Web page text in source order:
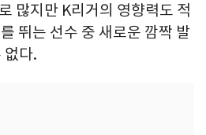
많지만 K리거의 영향력도 적
뛰는 선수 중 새로운 깜짝 발
없다.